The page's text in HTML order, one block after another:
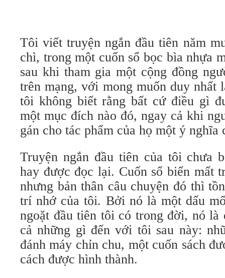
Tôi viết truyện ngắn đầu tiên năm
chì, trong một cuốn sổ bọc bìa nhựa
sau khi tham gia một cộng đồng
trên mạng, với mong muốn duy nhất
tôi không biết rằng bất cứ điều gì
một mục đích nào đó, ngay cả khi
gán cho tác phẩm của họ một ý nghĩa
Truyện ngắn đầu tiên của tôi chưa
hay được đọc lại. Cuốn sổ biến mất
nhưng bản thân câu chuyện đó thì
trí nhớ của tôi. Bởi nó là một dấu
ngoặt đầu tiên tôi có trong đời, nó là
cả những gì đến với tôi sau này:
đánh máy chỉn chu, một cuốn sách
cách được hình thành.